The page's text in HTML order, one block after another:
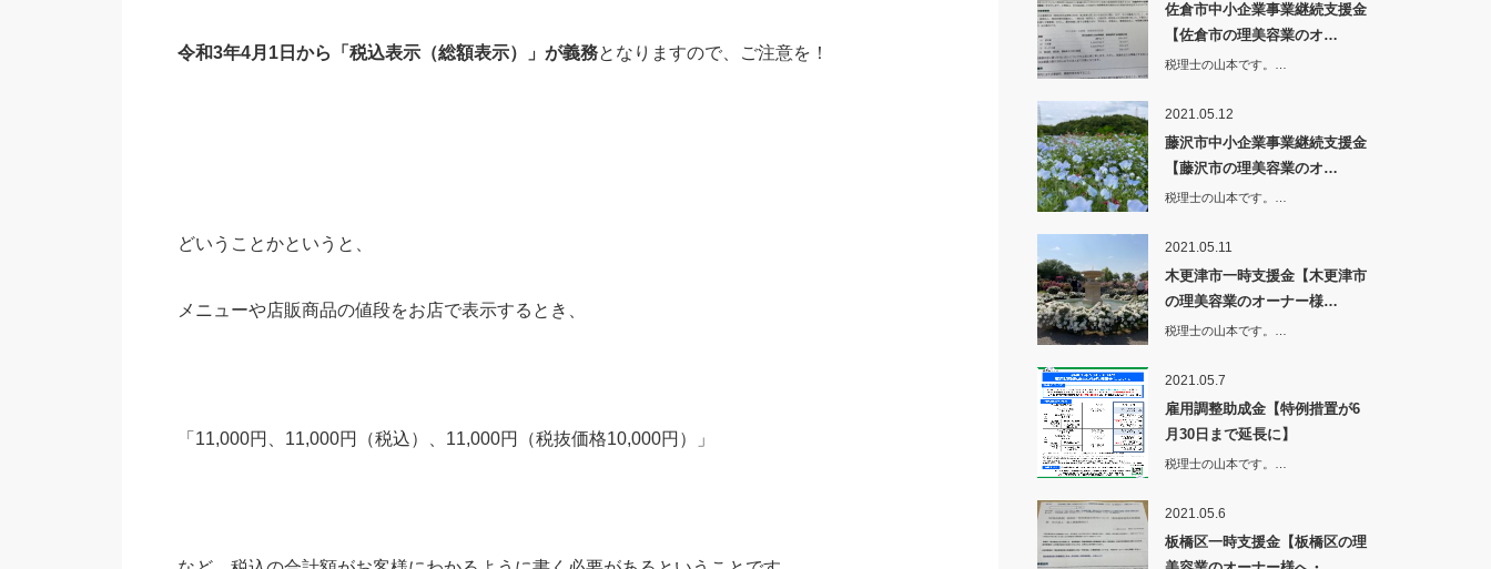
令和3年4月1日から「税込表示（総額表示）」が義務となりますので、ご注意を！
どいうことかというと、
メニューや店販商品の値段をお店で表示するとき、
「11,000円、11,000円（税込）、11,000円（税抜価格10,000円）」
佐倉市中小企業事業継続支援金
【佐倉市の理美容業のオ…
税理士の山本です。…
2021.05.12
藤沢市中小企業事業継続支援金
【藤沢市の理美容業のオ…
税理士の山本です。…
2021.05.11
木更津市一時支援金【木更津市
の理美容業のオーナー様…
税理士の山本です。…
2021.05.7
雇用調整助成金【特例措置が6
月30日まで延長に】
税理士の山本です。…
2021.05.6
板橋区一時支援金【板橋区の理